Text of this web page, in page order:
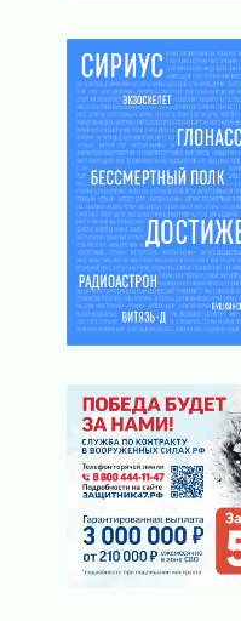
Ладожский мост
часа
03 августа 2026
Музеи Ленобласти
03 августа 2026
Новая площадка:
03 августа 2026
Часть медиков в
рассчитывать на
03 августа 2026
За сутки в
ликвидировали 10
Клюква
просится
03 августа 2026
Строительные
подняли зарплаты
03 августа 2026
Шесть новых